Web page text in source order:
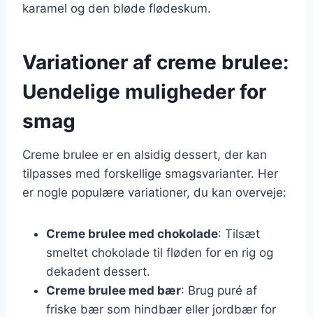
karamel og den bløde flødeskum.
Variationer af creme brulee:
Uendelige muligheder for
smag
Creme brulee er en alsidig dessert, der kan
tilpasses med forskellige smagsvarianter. Her
er nogle populære variationer, du kan overveje:
Creme brulee med chokolade: Tilsæt
smeltet chokolade til fløden for en rig og
dekadent dessert.
Creme brulee med bær: Brug puré af
friske bær som hindbær eller jordbær for